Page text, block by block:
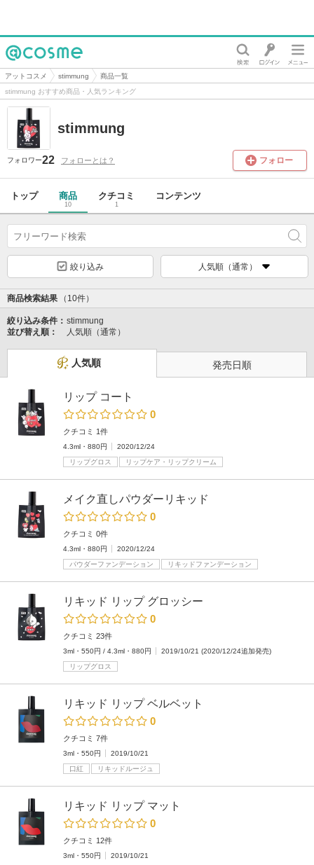
@cosme
アットコスメ stimmung
商品一覧
stimmung おすすめ商品・人気ランキング
stimmung
フォロワー22 フォローとは？ フォロー
トップ 商品
10
クチコミ
1
コンテンツ
絞り込み 人気順（通常）
商品検索結果 （10件）
絞り込み条件： stimmung
並び替え順：
人気順（通常）
人気順 発売日順
リップ コート
0
クチコミ 1件
4.3ml・880円
2020/12/24
リップグロス
リップケア・リップクリーム
メイク直しパウダーリキッド
0
クチコミ 0件
4.3ml・880円
2020/12/24
パウダーファンデーション
リキッドファンデーション
リキッド リップ グロッシー
0
クチコミ 23件
3ml・550円 / 4.3ml・880円
2019/10/21 (2020/12/24追加発売)
リップグロス
リキッド リップ ベルベット
0
クチコミ 7件
3ml・550円
2019/10/21
口紅
リキッドルージュ
リキッド リップ マット
0
クチコミ 12件
3ml・550円
2019/10/21